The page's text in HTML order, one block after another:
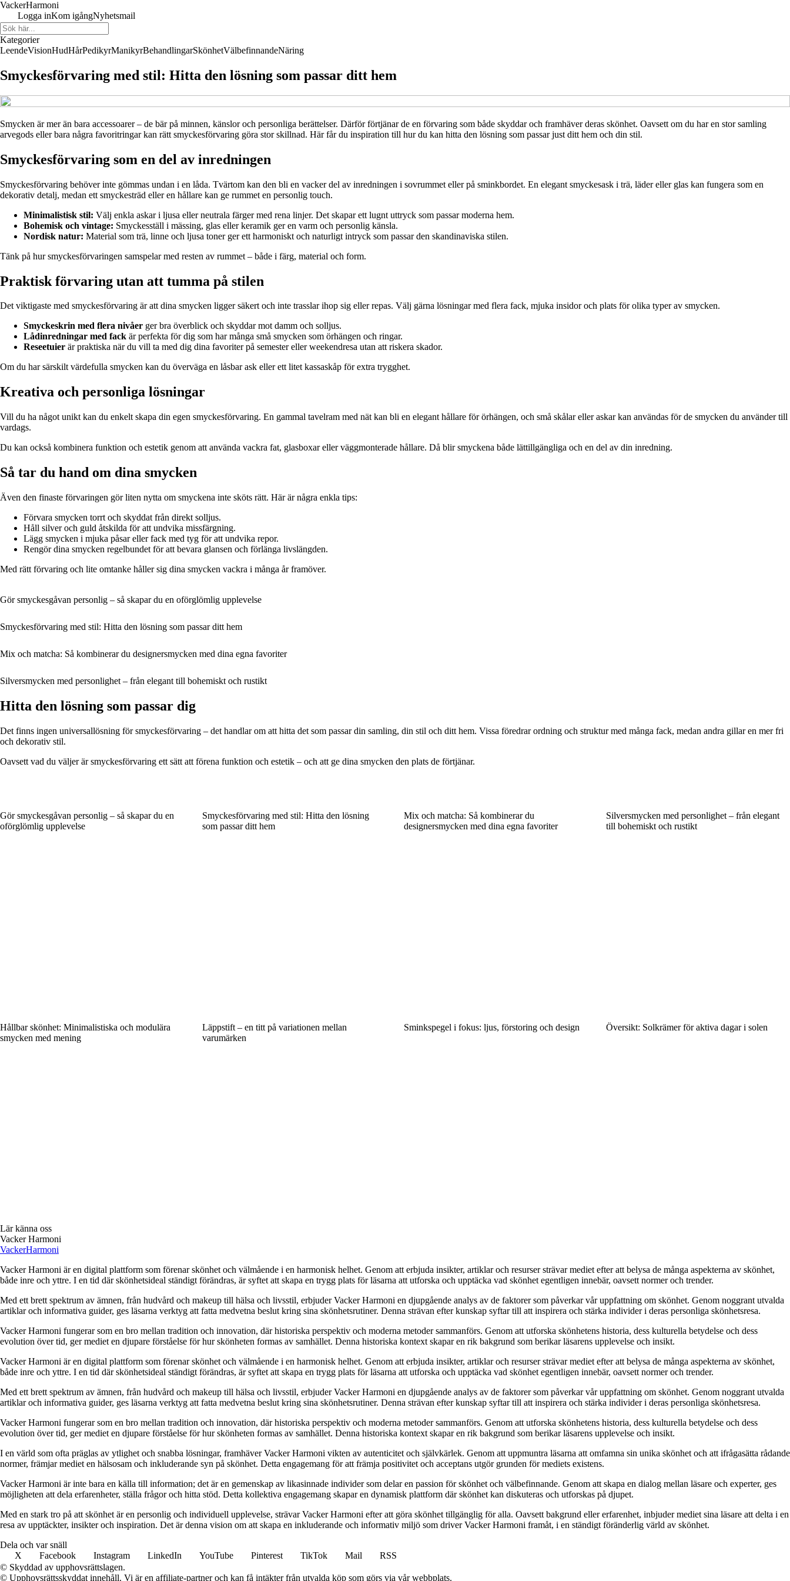
VackerHarmoni
Logga inKom igångNyhetsmail
Kategorier
LeendeVisionHudHårPedikyrManikyrBehandlingarSkönhetVälbefinnandeNäring
Smyckesförvaring med stil: Hitta den lösning som passar ditt hem
Smycken är mer än bara accessoarer – de bär på minnen, känslor och personliga berättelser. Därför förtjänar de en förvaring som både skyddar och framhäver deras skönhet. Oavsett om du har en stor samling
arvegods eller bara några favoritringar kan rätt smyckesförvaring göra stor skillnad. Här får du inspiration till hur du kan hitta den lösning som passar just ditt hem och din stil.
Smyckesförvaring som en del av inredningen
Smyckesförvaring behöver inte gömmas undan i en låda. Tvärtom kan den bli en vacker del av inredningen i sovrummet eller på sminkbordet. En elegant smyckesask i trä, läder eller glas kan fungera som en
dekorativ detalj, medan ett smyckesträd eller en hållare kan ge rummet en personlig touch.
Minimalistisk stil: Välj enkla askar i ljusa eller neutrala färger med rena linjer. Det skapar ett lugnt uttryck som passar moderna hem.
Bohemisk och vintage: Smyckesställ i mässing, glas eller keramik ger en varm och personlig känsla.
Nordisk natur: Material som trä, linne och ljusa toner ger ett harmoniskt och naturligt intryck som passar den skandinaviska stilen.
Tänk på hur smyckesförvaringen samspelar med resten av rummet – både i färg, material och form.
Praktisk förvaring utan att tumma på stilen
Det viktigaste med smyckesförvaring är att dina smycken ligger säkert och inte trasslar ihop sig eller repas. Välj gärna lösningar med flera fack, mjuka insidor och plats för olika typer av smycken.
Smyckeskrin med flera nivåer ger bra överblick och skyddar mot damm och solljus.
Lådinredningar med fack är perfekta för dig som har många små smycken som örhängen och ringar.
Reseetuier är praktiska när du vill ta med dig dina favoriter på semester eller weekendresa utan att riskera skador.
Om du har särskilt värdefulla smycken kan du överväga en låsbar ask eller ett litet kassaskåp för extra trygghet.
Kreativa och personliga lösningar
Vill du ha något unikt kan du enkelt skapa din egen smyckesförvaring. En gammal tavelram med nät kan bli en elegant hållare för örhängen, och små skålar eller askar kan användas för de smycken du använder till
vardags.
Du kan också kombinera funktion och estetik genom att använda vackra fat, glasboxar eller väggmonterade hållare. Då blir smyckena både lättillgängliga och en del av din inredning.
Så tar du hand om dina smycken
Även den finaste förvaringen gör liten nytta om smyckena inte sköts rätt. Här är några enkla tips:
Förvara smycken torrt och skyddat från direkt solljus.
Håll silver och guld åtskilda för att undvika missfärgning.
Lägg smycken i mjuka påsar eller fack med tyg för att undvika repor.
Rengör dina smycken regelbundet för att bevara glansen och förlänga livslängden.
Med rätt förvaring och lite omtanke håller sig dina smycken vackra i många år framöver.
Gör smyckesgåvan personlig – så skapar du en oförglömlig upplevelse
Smyckesförvaring med stil: Hitta den lösning som passar ditt hem
Mix och matcha: Så kombinerar du designersmycken med dina egna favoriter
Silversmycken med personlighet – från elegant till bohemiskt och rustikt
Hitta den lösning som passar dig
Det finns ingen universallösning för smyckesförvaring – det handlar om att hitta det som passar din samling, din stil och ditt hem. Vissa föredrar ordning och struktur med många fack, medan andra gillar en mer fri
och dekorativ stil.
Oavsett vad du väljer är smyckesförvaring ett sätt att förena funktion och estetik – och att ge dina smycken den plats de förtjänar.
Gör smyckesgåvan personlig – så skapar du en
oförglömlig upplevelse
Smyckesförvaring med stil: Hitta den lösning
som passar ditt hem
Mix och matcha: Så kombinerar du
designersmycken med dina egna favoriter
Silversmycken med personlighet – från elegant
till bohemiskt och rustikt
Hållbar skönhet: Minimalistiska och modulära
smycken med mening
Läppstift – en titt på variationen mellan
varumärken
Sminkspegel i fokus: ljus, förstoring och design Översikt: Solkrämer för aktiva dagar i solen
Lär känna oss
Vacker Harmoni
VackerHarmoni
Vacker Harmoni är en digital plattform som förenar skönhet och välmående i en harmonisk helhet. Genom att erbjuda insikter, artiklar och resurser strävar mediet efter att belysa de många aspekterna av skönhet,
både inre och yttre. I en tid där skönhetsideal ständigt förändras, är syftet att skapa en trygg plats för läsarna att utforska och upptäcka vad skönhet egentligen innebär, oavsett normer och trender.
Med ett brett spektrum av ämnen, från hudvård och makeup till hälsa och livsstil, erbjuder Vacker Harmoni en djupgående analys av de faktorer som påverkar vår uppfattning om skönhet. Genom noggrant utvalda
artiklar och informativa guider, ges läsarna verktyg att fatta medvetna beslut kring sina skönhetsrutiner. Denna strävan efter kunskap syftar till att inspirera och stärka individer i deras personliga skönhetsresa.
Vacker Harmoni fungerar som en bro mellan tradition och innovation, där historiska perspektiv och moderna metoder sammanförs. Genom att utforska skönhetens historia, dess kulturella betydelse och dess
evolution över tid, ger mediet en djupare förståelse för hur skönheten formas av samhället. Denna historiska kontext skapar en rik bakgrund som berikar läsarens upplevelse och insikt.
Vacker Harmoni är en digital plattform som förenar skönhet och välmående i en harmonisk helhet. Genom att erbjuda insikter, artiklar och resurser strävar mediet efter att belysa de många aspekterna av skönhet,
både inre och yttre. I en tid där skönhetsideal ständigt förändras, är syftet att skapa en trygg plats för läsarna att utforska och upptäcka vad skönhet egentligen innebär, oavsett normer och trender.
Med ett brett spektrum av ämnen, från hudvård och makeup till hälsa och livsstil, erbjuder Vacker Harmoni en djupgående analys av de faktorer som påverkar vår uppfattning om skönhet. Genom noggrant utvalda
artiklar och informativa guider, ges läsarna verktyg att fatta medvetna beslut kring sina skönhetsrutiner. Denna strävan efter kunskap syftar till att inspirera och stärka individer i deras personliga skönhetsresa.
Vacker Harmoni fungerar som en bro mellan tradition och innovation, där historiska perspektiv och moderna metoder sammanförs. Genom att utforska skönhetens historia, dess kulturella betydelse och dess
evolution över tid, ger mediet en djupare förståelse för hur skönheten formas av samhället. Denna historiska kontext skapar en rik bakgrund som berikar läsarens upplevelse och insikt.
I en värld som ofta präglas av ytlighet och snabba lösningar, framhäver Vacker Harmoni vikten av autenticitet och självkärlek. Genom att uppmuntra läsarna att omfamna sin unika skönhet och att ifrågasätta rådande
normer, främjar mediet en hälsosam och inkluderande syn på skönhet. Detta engagemang för att främja positivitet och acceptans utgör grunden för mediets existens.
Vacker Harmoni är inte bara en källa till information; det är en gemenskap av likasinnade individer som delar en passion för skönhet och välbefinnande. Genom att skapa en dialog mellan läsare och experter, ges
möjligheten att dela erfarenheter, ställa frågor och hitta stöd. Detta kollektiva engagemang skapar en dynamisk plattform där skönhet kan diskuteras och utforskas på djupet.
Med en stark tro på att skönhet är en personlig och individuell upplevelse, strävar Vacker Harmoni efter att göra skönhet tillgänglig för alla. Oavsett bakgrund eller erfarenhet, inbjuder mediet sina läsare att delta i en
resa av upptäckter, insikter och inspiration. Det är denna vision om att skapa en inkluderande och informativ miljö som driver Vacker Harmoni framåt, i en ständigt föränderlig värld av skönhet.
Dela och var snäll
X
Facebook Instagram LinkedIn YouTube Pinterest TikTok Mail
RSS
© Skyddad av upphovsrättslagen.
© Upphovsrättsskyddat innehåll. Vi är en affiliate-partner och kan få intäkter från utvalda köp som görs via vår webbplats.